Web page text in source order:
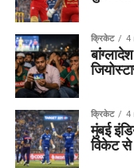
क्रिकेट 4
क्रिकेट 4
मुंबई
विकेट से